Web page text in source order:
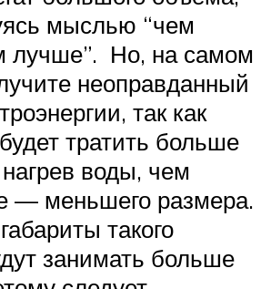
мыслью “чем
лучше”. Но, на самом
неоправданный
так как
тратить больше
воды, чем
— меньшего размера.
такого
занимать больше